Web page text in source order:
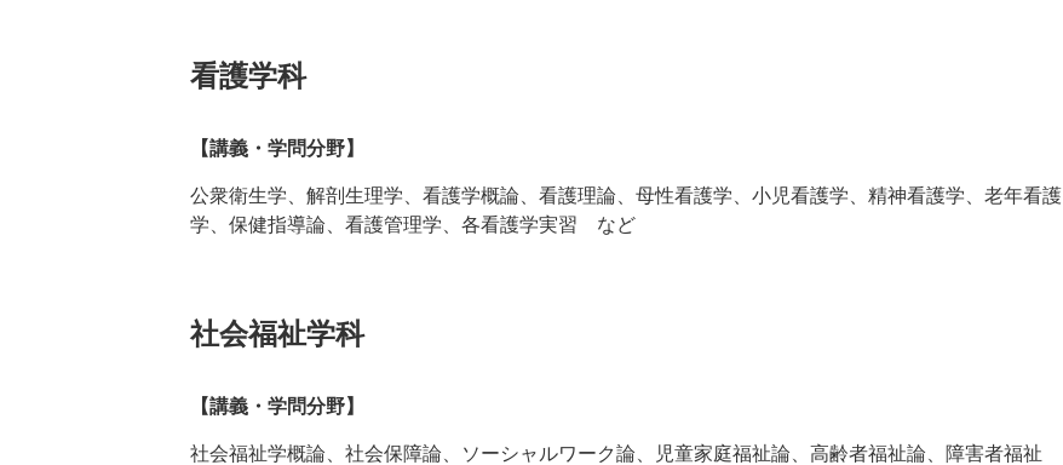
看護学科
【講義・学問分野】
公衆衛生学、解剖生理学、看護学概論、看護理論、母性看護学、小児看護学、精神看護学、老年看護
学、保健指導論、看護管理学、各看護学実習 など
社会福祉学科
【講義・学問分野】
社会福祉学概論、社会保障論、ソーシャルワーク論、児童家庭福祉論、高齢者福祉論、障害者福祉